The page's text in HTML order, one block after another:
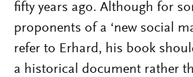
fifty years ago. Although for
proponents of a ‘new social
refer to Erhard, his book
a historical document rather